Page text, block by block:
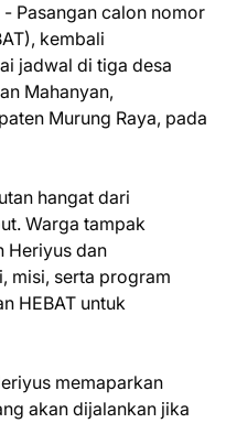
Pasangan calon nomor
kembali
jadwal di tiga desa
Mahanyan,
Murung Raya, pada
hangat dari
Warga tampak
Heriyus dan
misi, serta program
HEBAT untuk
memaparkan
akan dijalankan jika